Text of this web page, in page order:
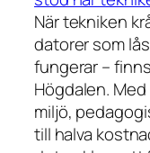
När tekniken
datorer som
fungerar –
Högdalen.
miljö,
till halva